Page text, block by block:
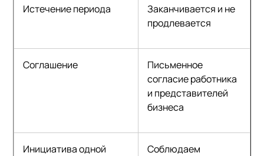
Истечение периода
Заканчивается и не
продлевается
Соглашение
Письменное
согласие работника
и представителей
бизнеса
Инициатива одной
Соблюдаем